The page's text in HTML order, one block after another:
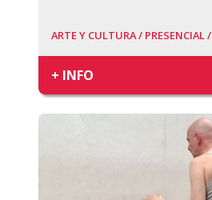
ARTE Y CULTURA / PRESENCIAL /
+ INFO